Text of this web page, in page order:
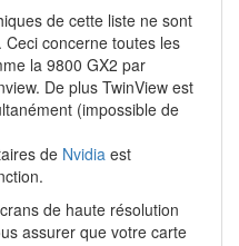
de cette liste ne sont
Ceci concerne toutes les
la 9800 GX2 par
De plus TwinView est
(impossible de
de Nvidia est
de haute résolution
assurer que votre carte